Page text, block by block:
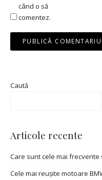
când o să
comentez.
Caută
Articole recente
Care sunt cele mai
Cele mai reușite motoare